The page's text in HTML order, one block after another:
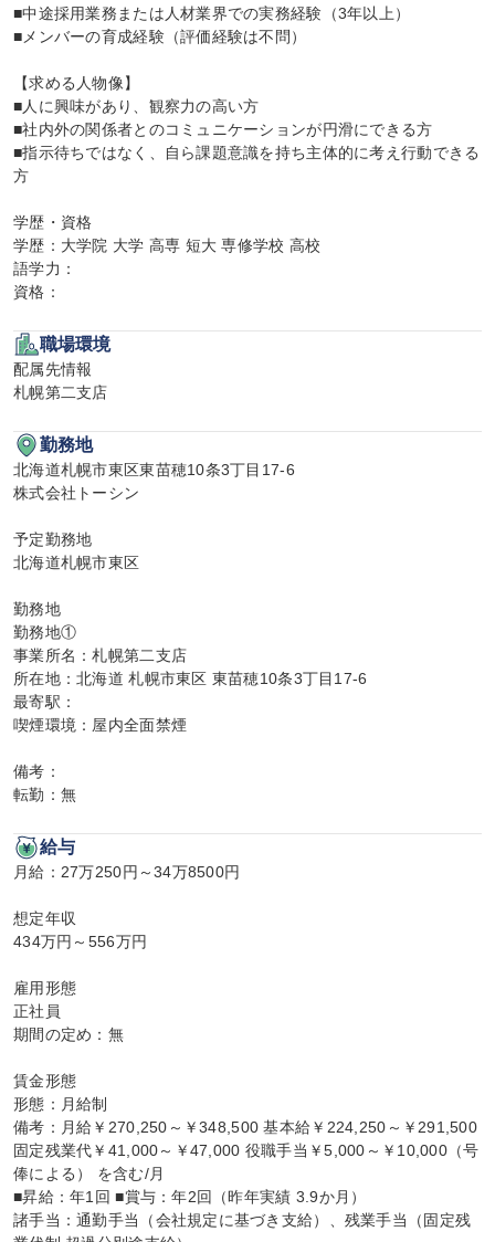
■中途採用業務または人材業界での実務経験（3年以上）
■メンバーの育成経験（評価経験は不問）
【求める人物像】
■人に興味があり、観察力の高い方
■社内外の関係者とのコミュニケーションが円滑にできる方
■指示待ちではなく、自ら課題意識を持ち主体的に考え行動できる
方
学歴・資格
学歴：大学院 大学 高専 短大 専修学校 高校
語学力：
資格：
職場環境
配属先情報
札幌第二支店
勤務地
北海道札幌市東区東苗穂10条3丁目17-6
株式会社トーシン
予定勤務地
北海道札幌市東区
勤務地
勤務地①
事業所名：札幌第二支店
所在地：北海道 札幌市東区 東苗穂10条3丁目17-6
最寄駅：
喫煙環境：屋内全面禁煙
備考：
転勤：無
給与
月給：27万250円～34万8500円
想定年収
434万円～556万円
雇用形態
正社員
期間の定め：無
賃金形態
形態：月給制
備考：月給￥270,250～￥348,500 基本給￥224,250～￥291,500
固定残業代￥41,000～￥47,000 役職手当￥5,000～￥10,000（号
俸による） を含む/月
■昇給：年1回 ■賞与：年2回（昨年実績 3.9か月）
諸手当：通勤手当（会社規定に基づき支給）、残業手当（固定残